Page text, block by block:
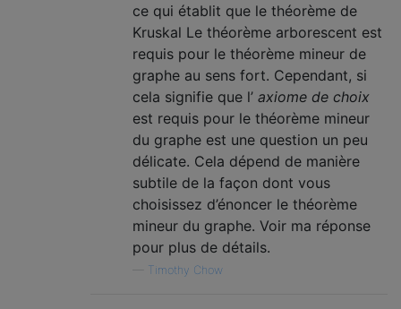
ce qui établit que le théorème de
Kruskal Le théorème arborescent est
requis pour le théorème mineur de
graphe au sens fort. Cependant, si
cela signifie que l’ axiome de choix
est requis pour le théorème mineur
du graphe est une question un peu
délicate. Cela dépend de manière
subtile de la façon dont vous
choisissez d’énoncer le théorème
mineur du graphe. Voir ma réponse
pour plus de détails.
Timothy Chow